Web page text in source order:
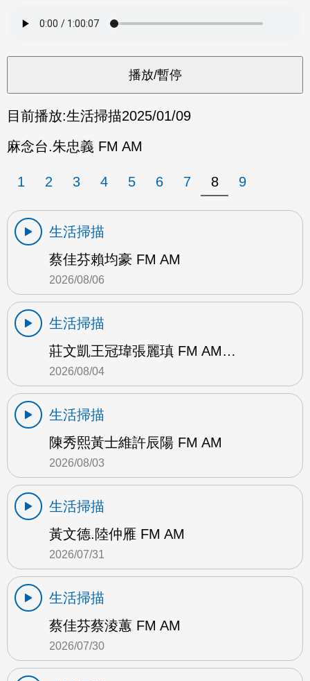
目前播放:生活掃描2025/01/09
麻念台.朱忠義 FM AM
1 2 3 4 5 6 7 8 9
生活掃描
蔡佳芬賴均豪 FM AM
2026/08/06
生活掃描
莊文凱王冠瑋張麗瑱 FM AM…
2026/08/04
生活掃描
陳秀熙黃士維許辰陽 FM AM
2026/08/03
生活掃描
黃文德.陸仲雁 FM AM
2026/07/31
生活掃描
蔡佳芬蔡淩蕙 FM AM
2026/07/30